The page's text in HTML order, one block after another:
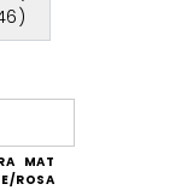
MAT
ROSA